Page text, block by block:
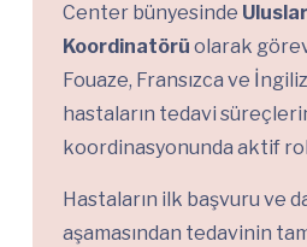
Center bünyesinde
Koordinatörü olarak
Fouaze, Fransızca ve
hastaların tedavi
koordinasyonunda aktif
Hastaların ilk başvuru ve
aşamasından tedavinin